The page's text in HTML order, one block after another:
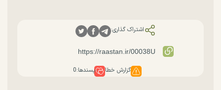
اشتراک گذاری:
گزارش خطا پسندها:0